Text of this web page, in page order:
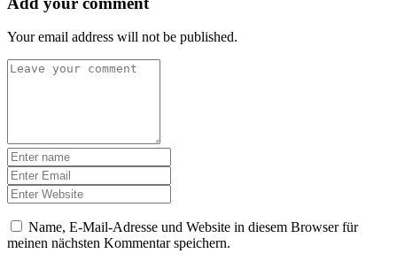
Your email address will not be published.
Name, E-Mail-Adresse und Website in diesem Browser für
meinen nächsten Kommentar speichern.